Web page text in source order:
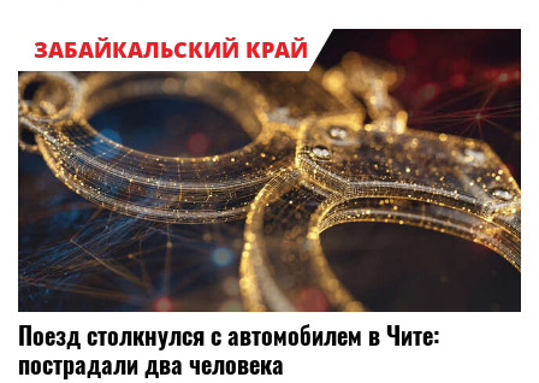
ЗАБАЙКАЛЬСКИЙ КРАЙ
Поезд столкнулся с автомобилем в Чите:
пострадали два человека